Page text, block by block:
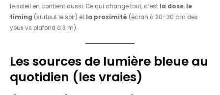
le soleil en contient aussi. Ce qui change tout, c’est la dose, le
timing (surtout le soir) et la proximité (écran à 20–30 cm des
yeux vs plafond à 3 m).
Les sources de lumière bleue au
quotidien (les vraies)